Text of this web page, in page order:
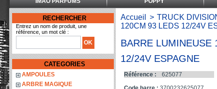
RECHERCHER
Entrez un nom de produit, une
référence, un mot clé :
CATEGORIES
AMPOULES
ARBRE MAGIQUE
Accueil > TRUCK
120CM 93 LEDS 12/24V
BARRE LUMINEUSE
12/24V ESPAGNE
Référence :
625077